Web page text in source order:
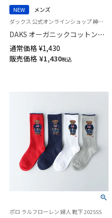
NEW
メンズ
ダックス 公式オンラインショップ 紳士 靴下
DAKS オーガニックコットン混
かかとしっかりホールド ダイヤ
リンクス クルー丈 カジュアル
ソックス メンズ 02512678
通常価格 ¥1,430
販売価格 ¥1,430税込
ポロ ラルフローレン 婦人 靴下 2025SS